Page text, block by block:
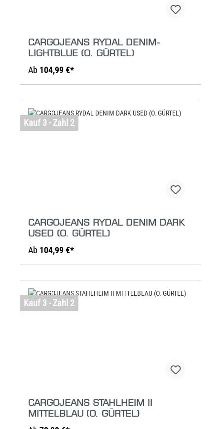
CARGOJEANS RYDAL DENIM-
LIGHTBLUE (O. GÜRTEL)
Ab 104,99 €*
Kauf 3 - Zahl 2
CARGOJEANS RYDAL DENIM DARK
USED (O. GÜRTEL)
Ab 104,99 €*
Kauf 3 - Zahl 2
CARGOJEANS STAHLHEIM II
MITTELBLAU (O. GÜRTEL)